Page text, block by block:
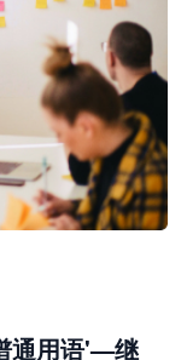
通用语'—继